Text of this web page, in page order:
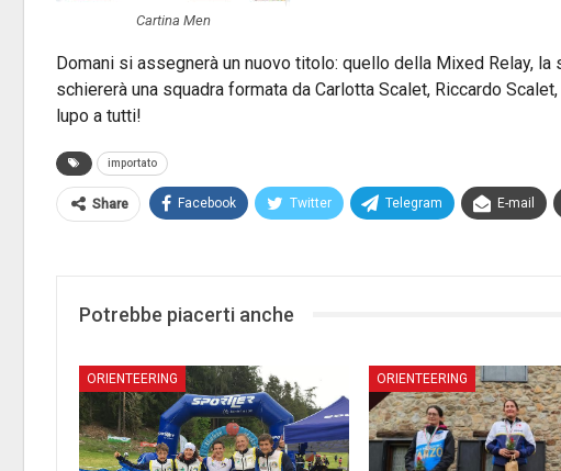
Cartina Men
Domani si assegnerà un nuovo titolo: quello della Mixed Relay,
schiererà una squadra formata da Carlotta Scalet, Riccardo Scalet,
lupo a tutti!
importato
Share Facebook Twitter Telegram E-mail
Potrebbe piacerti anche
ORIENTEERING ORIENTEERING